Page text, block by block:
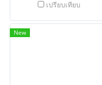
เปรียบเทียบ
New